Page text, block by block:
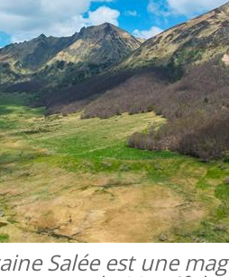
Salée est une